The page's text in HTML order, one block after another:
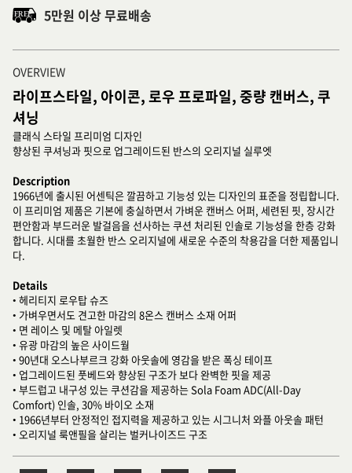
5만원 이상 무료배송
OVERVIEW
라이프스타일, 아이콘, 로우 프로파일, 중량 캔버스, 쿠
셔닝
클래식 스타일 프리미엄 디자인
향상된 쿠셔닝과 핏으로 업그레이드된 반스의 오리지널 실루엣
Description
1966년에 출시된 어센틱은 깔끔하고 기능성 있는 디자인의 표준을 정립합니다.
이 프리미엄 제품은 기본에 충실하면서 가벼운 캔버스 어퍼, 세련된 핏, 장시간
편안함과 부드러운 발걸음을 선사하는 쿠션 처리된 인솔로 기능성을 한층 강화
합니다. 시대를 초월한 반스 오리지널에 새로운 수준의 착용감을 더한 제품입니
다.
Details
• 헤리티지 로우탑 슈즈
• 가벼우면서도 견고한 마감의 8온스 캔버스 소재 어퍼
• 면 레이스 및 메탈 아일렛
• 유광 마감의 높은 사이드월
• 90년대 오스나부르크 강화 아웃솔에 영감을 받은 폭싱 테이프
• 업그레이드된 풋베드와 향상된 구조가 보다 완벽한 핏을 제공
• 부드럽고 내구성 있는 쿠션감을 제공하는 Sola Foam ADC(All-Day
Comfort) 인솔, 30% 바이오 소재
• 1966년부터 안정적인 접지력을 제공하고 있는 시그니처 와플 아웃솔 패턴
• 오리지널 룩앤필을 살리는 벌커나이즈드 구조